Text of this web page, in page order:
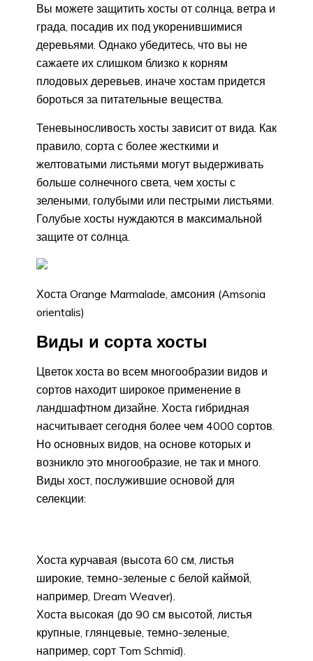
Вы можете защитить хосты от солнца, ветра и
града, посадив их под укоренившимися
деревьями. Однако убедитесь, что вы не
сажаете их слишком близко к корням
плодовых деревьев, иначе хостам придется
бороться за питательные вещества.
Теневыносливость хосты зависит от вида. Как
правило, сорта с более жесткими и
желтоватыми листьями могут выдерживать
больше солнечного света, чем хосты с
зелеными, голубыми или пестрыми листьями.
Голубые хосты нуждаются в максимальной
защите от солнца.
Хоста Orange Marmalade, амсония (Amsonia
orientalis)
Виды и сорта хосты
Цветок хоста во всем многообразии видов и
сортов находит широкое применение в
ландшафтном дизайне. Хоста гибридная
насчитывает сегодня более чем 4000 сортов.
Но основных видов, на основе которых и
возникло это многообразие, не так и много.
Виды хост, послужившие основой для
селекции:
Хоста курчавая (высота 60 см, листья
широкие, темно-зеленые с белой каймой,
например, Dream Weaver).
Хоста высокая (до 90 см высотой, листья
крупные, глянцевые, темно-зеленые,
например, сорт Tom Schmid).